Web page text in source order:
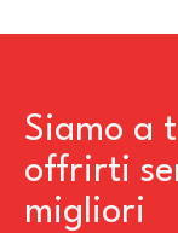
Siamo a
offrirti
migliori